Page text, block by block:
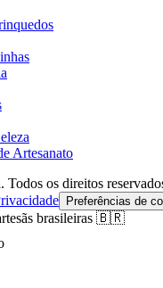
Artesanato
Todos os direitos
Preferências de
brasileiras 🇧🇷